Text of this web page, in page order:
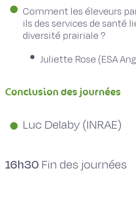
Comment les éleveurs
ils des services de santé
diversité prairiale ?
Juliette Rose (ESA
Conclusion des journées
Luc Delaby (INRAE)
16h30 Fin des journées